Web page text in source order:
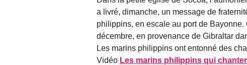
a livré, dimanche, un message de
philippins, en escale au port de
décembre, en provenance de Gibraltar
Les marins philippins ont entonné des
Vidéo Les marins philippins qui